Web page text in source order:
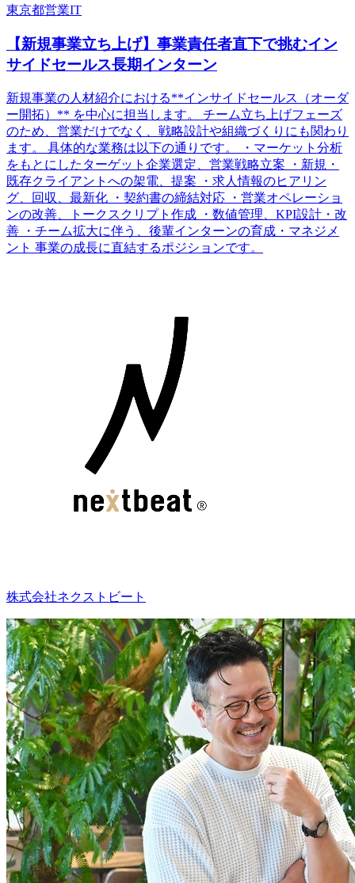
東京都営業IT
【新規事業立ち上げ】事業責任者直下で挑むイン
サイドセールス長期インターン
新規事業の人材紹介における**インサイドセールス（オーダ
ー開拓）** を中心に担当します。 チーム立ち上げフェーズ
のため、営業だけでなく、戦略設計や組織づくりにも関わり
ます。 具体的な業務は以下の通りです。 ・マーケット分析
をもとにしたターゲット企業選定、営業戦略立案 ・新規・
既存クライアントへの架電、提案 ・求人情報のヒアリン
グ、回収、最新化 ・契約書の締結対応 ・営業オペレーショ
ンの改善、トークスクリプト作成 ・数値管理、KPI設計・改
善 ・チーム拡大に伴う、後輩インターンの育成・マネジメ
ント 事業の成長に直結するポジションです。
株式会社ネクストビート